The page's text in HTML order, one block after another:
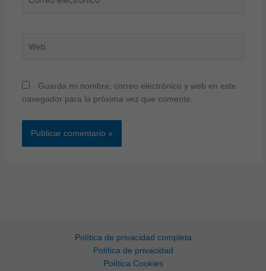
electrónico*
Guarda mi nombre, correo electrónico y web en este
navegador para la próxima vez que comente.
Política de privacidad completa
Política de privacidad
Política Cookies